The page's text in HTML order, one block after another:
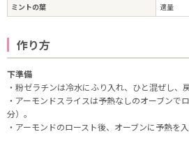
ミントの葉 適量
作り方
下準備
・粉ゼラチンは冷水にふり入れ、ひと混ぜし、
・アーモンドスライスは予熱なしのオーブン
分）。
・アーモンドのロースト後、オーブンに予熱を